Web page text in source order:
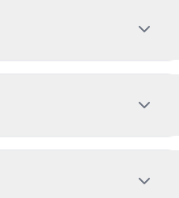
VA a kontrolovat, zda